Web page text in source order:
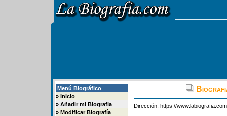
Menú Biográfico
» Inicio
» Añadir mi Biografia
» Modificar Biografía
Dirección: https://